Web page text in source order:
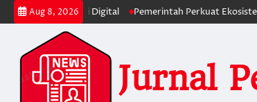
Skip
to
content
Aug 8, 2026
Digital Pemerintah Perkuat Ekosistem Media
Jurnal